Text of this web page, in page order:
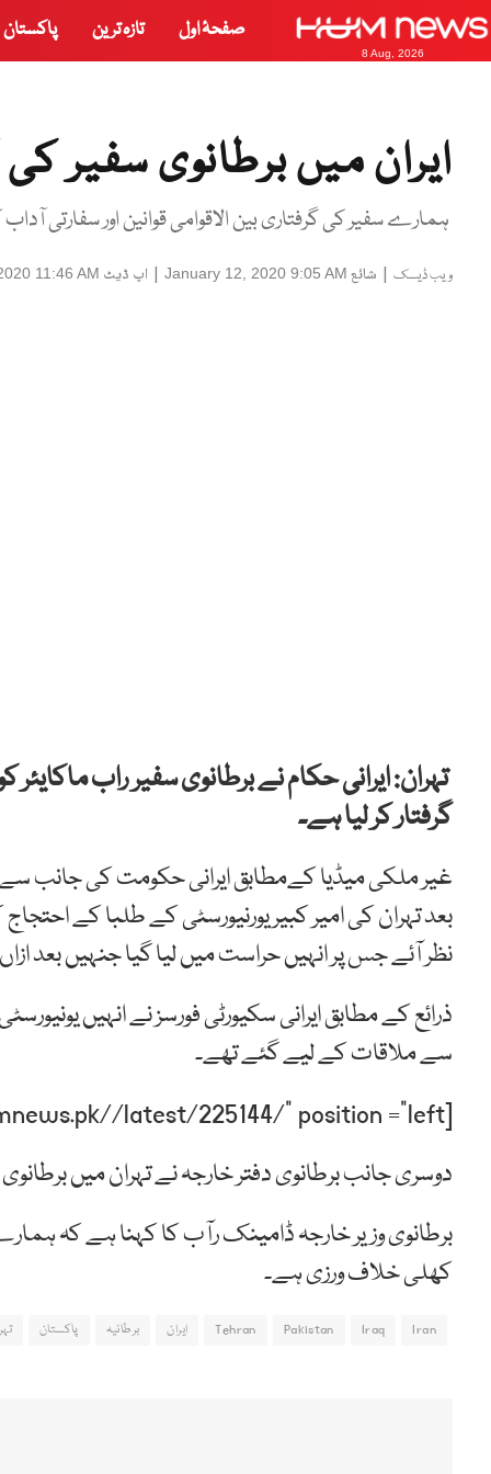
8 Aug, 2026
صفحۂ اول تازہ ترین پاکستان
ایران میں برطانوی سفیر کی
ہمارے سفیر کی گرفتاری بین الاقوامی قوانین اور سفارتی
ویب ڈیسک | شائع January 12, 2020 9:05 AM
| اپ ڈیٹ 11:46 AM
تہران: ایرانی حکام نے برطانوی سفیر راب
گرفتار کر لیا ہے۔
غیر ملکی میڈیا کےمطابق ایرانی حکومت کی جانب
بعد تہران کی امیر کبیر یورنیورسٹی کے طلبا کے
نظر آئے جس پر انہیں حراست میں لیا گیا جنہیں بعد ازاں
ذرائع کے مطابق ایرانی سکیورٹی فورسز نے انہیں
سے ملاقات کے لیے گئے تھے۔
[post-relate link=”https://humnews.pk//latest/225144/” position =”left”]
دوسری جانب برطانوی دفتر خارجہ نے تہران میں
برطانوی وزیر خارجہ ڈامینک رآب کا کہنا ہے کہ
کھلی خلاف ورزی ہے۔
Iran
Iraq
Pakistan
Tehran ایران برطانیہ پاکستان